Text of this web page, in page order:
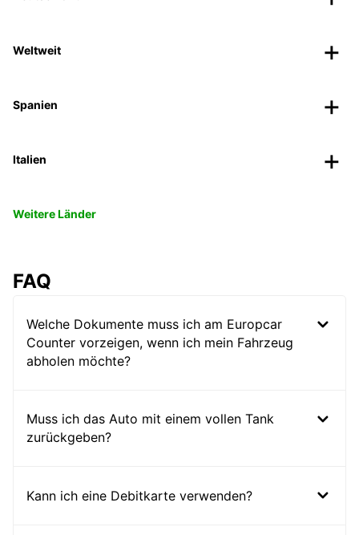
Weltweit
Spanien
Italien
Weitere Länder
FAQ
Welche Dokumente muss ich am Europcar
Counter vorzeigen, wenn ich mein Fahrzeug
abholen möchte?
Muss ich das Auto mit einem vollen Tank
zurückgeben?
Kann ich eine Debitkarte verwenden?